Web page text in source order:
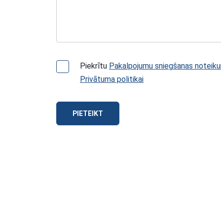
Piekrītu Pakalpojumu sniegšanas
Privātuma politikai
PIETEIKT